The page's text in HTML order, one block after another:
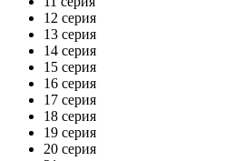
12 серия
13 серия
14 серия
15 серия
16 серия
17 серия
18 серия
19 серия
20 серия